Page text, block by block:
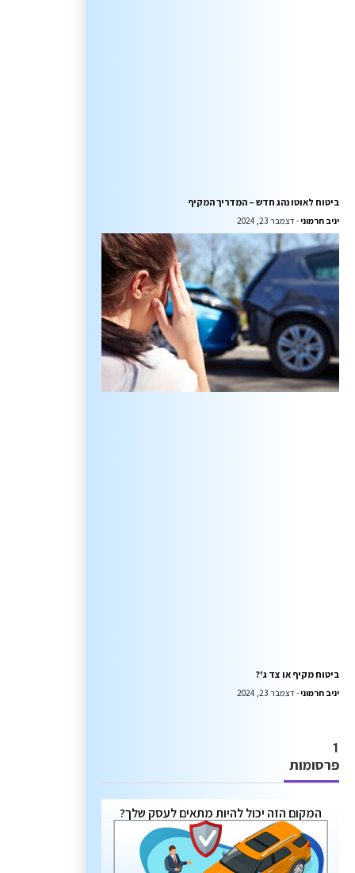
ביטוח לאוטו נהג חדש – המדריך המקיף
יניב חרמוני דצמבר 23, 2024
ביטוח מקיף או צד ג'?
יניב חרמוני דצמבר 23, 2024
פרסומות
המקום הזה יכול להיות מתאים לעסק שלך?